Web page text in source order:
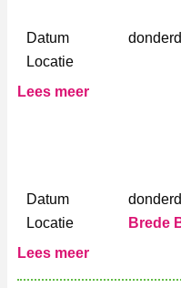
Datum
Locatie
Lees meer
Datum
Locatie
Brede
Lees meer